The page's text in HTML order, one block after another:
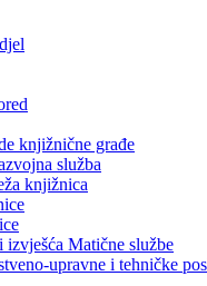
knjižnične građe
služba
knjižnica
izvješća Matične službe
upravne i tehničke